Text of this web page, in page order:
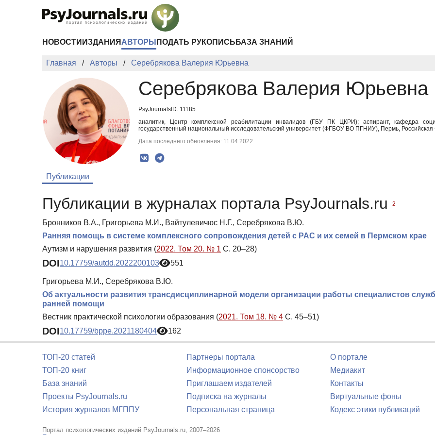
НОВОСТИ ИЗДАНИЯ АВТОРЫ ПОДАТЬ РУКОПИСЬ БАЗА ЗНАНИЙ
Главная Авторы Серебрякова Валерия Юрьевна
Серебрякова Валерия Юрьевна
PsyJournalsID: 11185
аналитик, Центр комплексной реабилитации инвалидов (ГБУ ПК ЦКРИ); аспирант, кафедра
государственный национальный исследовательский университет (ФГБОУ ВО ПГНИУ), Пермь,
Дата последнего обновления: 11.04.2022
Публикации
Публикации в журналах портала PsyJournals.ru 2
Бронников В.А., Григорьева М.И., Вайтулевичюс Н.Г., Серебрякова В.Ю.
Ранняя помощь в системе комплексного сопровождения детей с РАС и их семей в Пермском крае
Аутизм и нарушения развития (2022. Том 20. № 1 С. 20–28)
DOI10.17759/autdd.2022200103 551
Григорьева М.И., Серебрякова В.Ю.
Об актуальности развития трансдисциплинарной модели организации работы специалистов
ранней помощи
Вестник практической психологии образования (2021. Том 18. № 4 С. 45–51)
DOI10.17759/bppe.2021180404 162
ТОП-20 статей
ТОП-20 книг
База знаний
Проекты PsyJournals.ru
История журналов МГППУ
Партнеры портала
Информационное спонсорство
Приглашаем издателей
Подписка на журналы
Персональная страница
О портале
Медиакит
Контакты
Виртуальные фоны
Кодекс этики публикаций
Портал психологических изданий PsyJournals.ru, 2007–2026